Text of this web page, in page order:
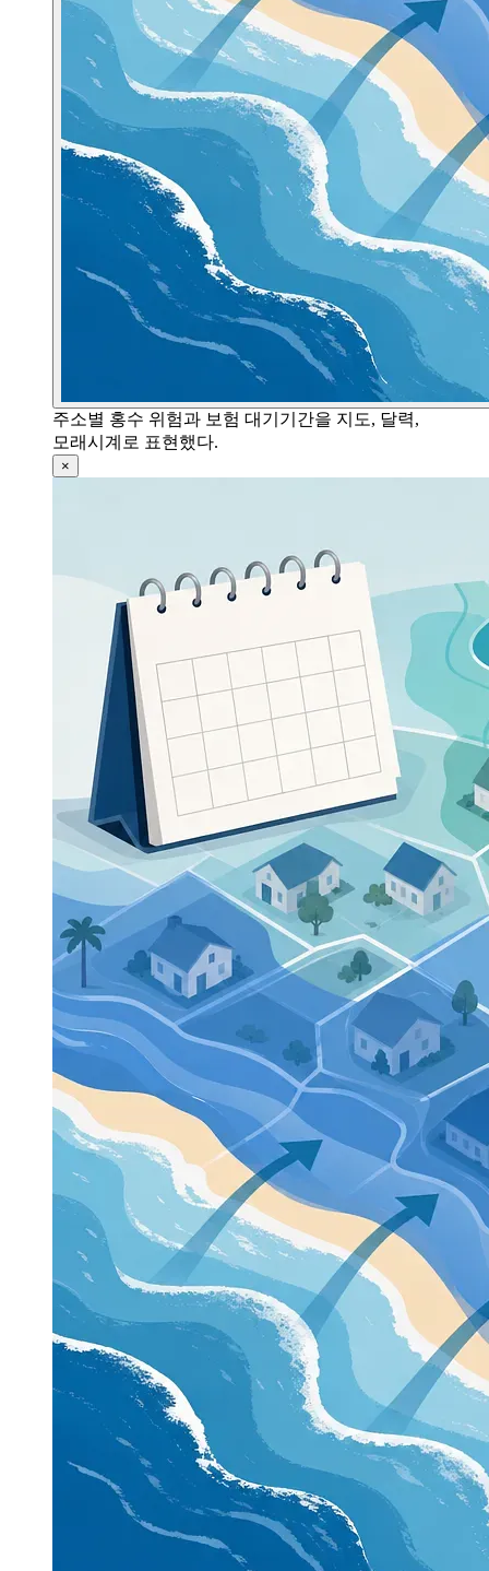
주소별 홍수 위험과 보험 대기기간을 지도, 달력,
모래시계로 표현했다.
×